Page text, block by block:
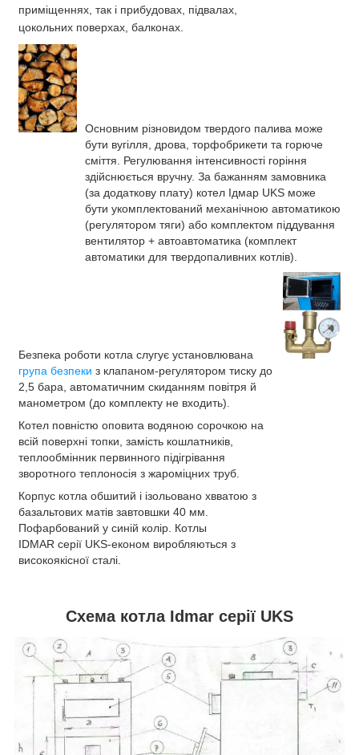
приміщеннях, так і прибудовах, підвалах,
цокольних поверхах, балконах.
Основним різновидом твердого палива може
бути вугілля, дрова, торфобрикети та горюче
сміття. Регулювання інтенсивності горіння
здійснюється вручну. За бажанням замовника
(за додаткову плату) котел Ідмар UKS може
бути укомплектований механічною автоматикою
(регулятором тяги) або комплектом піддування
вентилятор + автоавтоматика (комплект
автоматики для твердопаливних котлів).
Безпека роботи котла слугує установлювана
група безпеки з клапаном-регулятором тиску до
2,5 бара, автоматичним скиданням повітря й
манометром (до комплекту не входить).
Котел повністю оповита водяною сорочкою на
всій поверхні топки, замість кошлатників,
теплообмінник первинного підігрівання
зворотного теплоносія з жароміцних труб.
Корпус котла обшитий і ізольовано хвватою з
базальтових матів завтовшки 40 мм.
Пофарбований у синій колір. Котлы
IDMAR серії UKS-економ виробляються з
високоякісної сталі.
Схема котла Idmar серії UKS